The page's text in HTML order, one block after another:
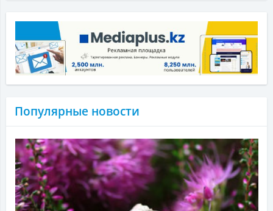
Популярные новости